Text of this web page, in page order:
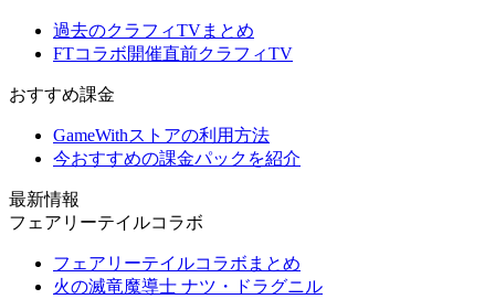
過去のクラフィTVまとめ
FTコラボ開催直前クラフィTV
おすすめ課金
GameWithストアの利用方法
今おすすめの課金パックを紹介
最新情報
フェアリーテイルコラボ
フェアリーテイルコラボまとめ
火の滅竜魔導士 ナツ・ドラグニル